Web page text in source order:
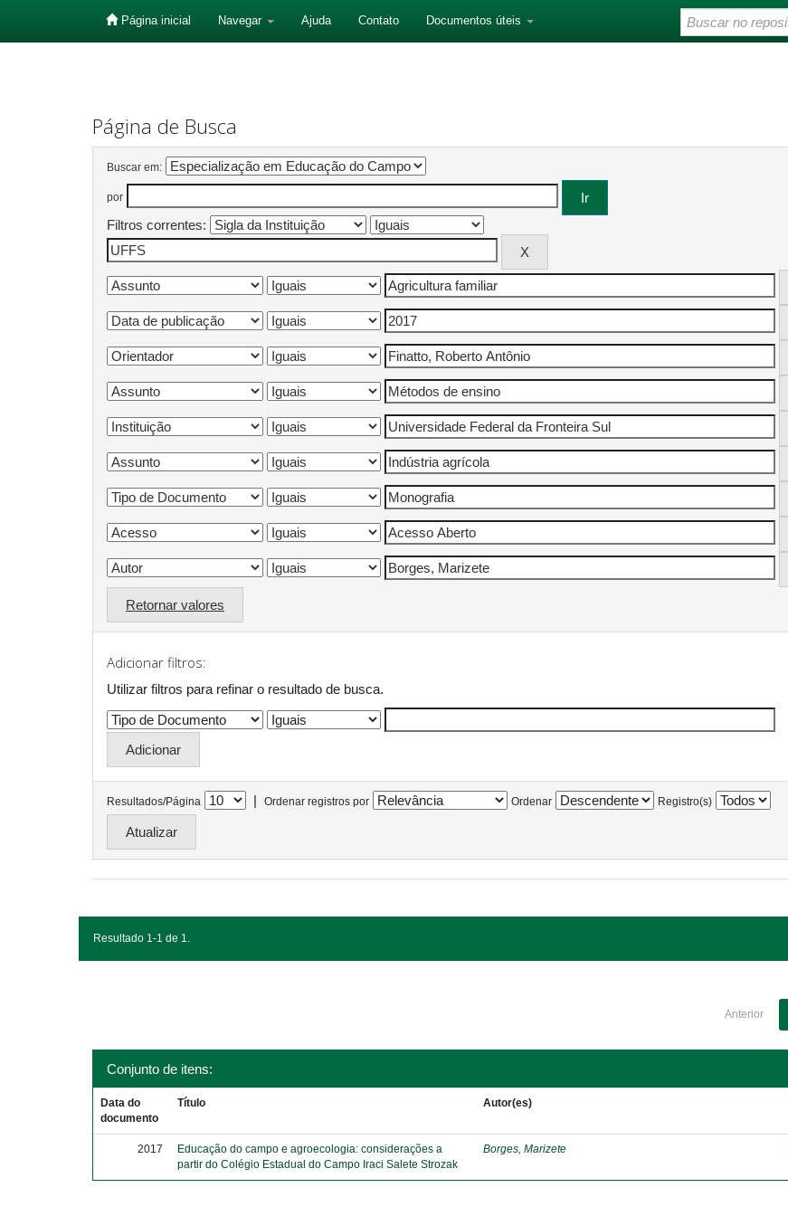
Página inicial Navegar Ajuda Contato Documentos úteis
Página de Busca
Buscar em:
por
Filtros correntes:
Retornar valores
Adicionar filtros:
Utilizar filtros para refinar o resultado de busca.
Resultados/Página | Ordenar registros por Ordenar Registro(s)
Resultado 1-1 de 1.
Anterior
Conjunto de itens:
Data do
documento
Título Autor(es)
2017
Educação do campo e agroecologia: considerações a
partir do Colégio Estadual do Campo Iraci Salete Strozak
Borges, Marizete